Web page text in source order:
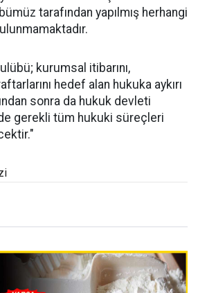
tarafından yapılmış herhangi
kurumsal itibarını,
hedef alan hukuka aykırı
sonra da hukuk devleti
gerekli tüm hukuki süreçleri